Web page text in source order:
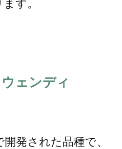
す。
ェンディ
発された品種で、